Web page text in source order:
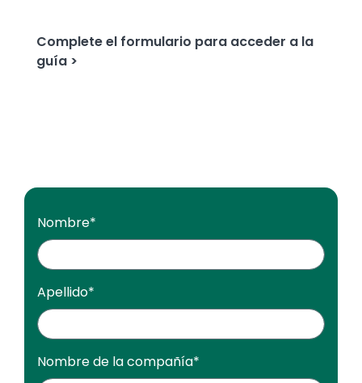
Nombre*
Apellido*
Nombre de la compañía*
Complete el formulario para acceder a la
guía >